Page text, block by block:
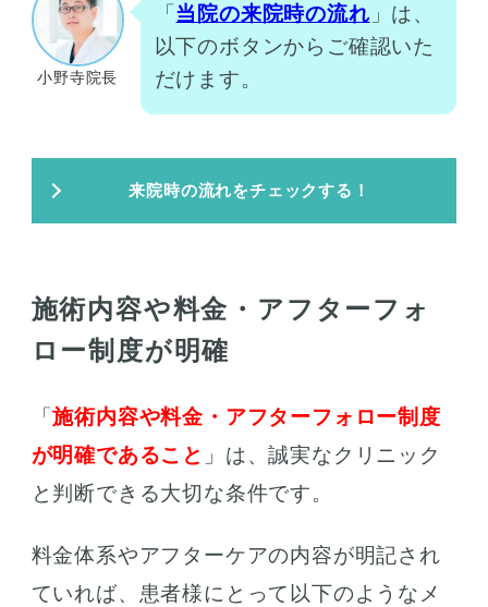
小野寺院長
「 当院の来院時の流れ」は、
以下のボタンからご確認いた
だけます。
来院時の流れをチェックする！
施術内容や料金・アフターフォ
ロー制度が明確
「施術内容や料金・アフターフォロー制度
が明確であること 」は、誠実なクリニック
と判断できる大切な条件です。
料金体系やアフターケアの内容が明記され
ていれば、患者様にとって以下のようなメ